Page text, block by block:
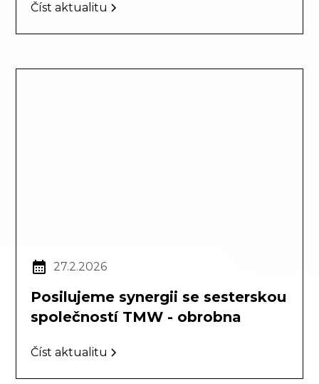
Číst aktualitu
27.2.2026
Posilujeme synergii se sesterskou
společností TMW - obrobna
Číst aktualitu